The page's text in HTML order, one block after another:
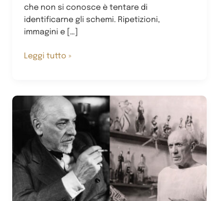
che non si conosce è tentare di
identificarne gli schemi. Ripetizioni,
immagini e […]
Gli
Leggi tutto »